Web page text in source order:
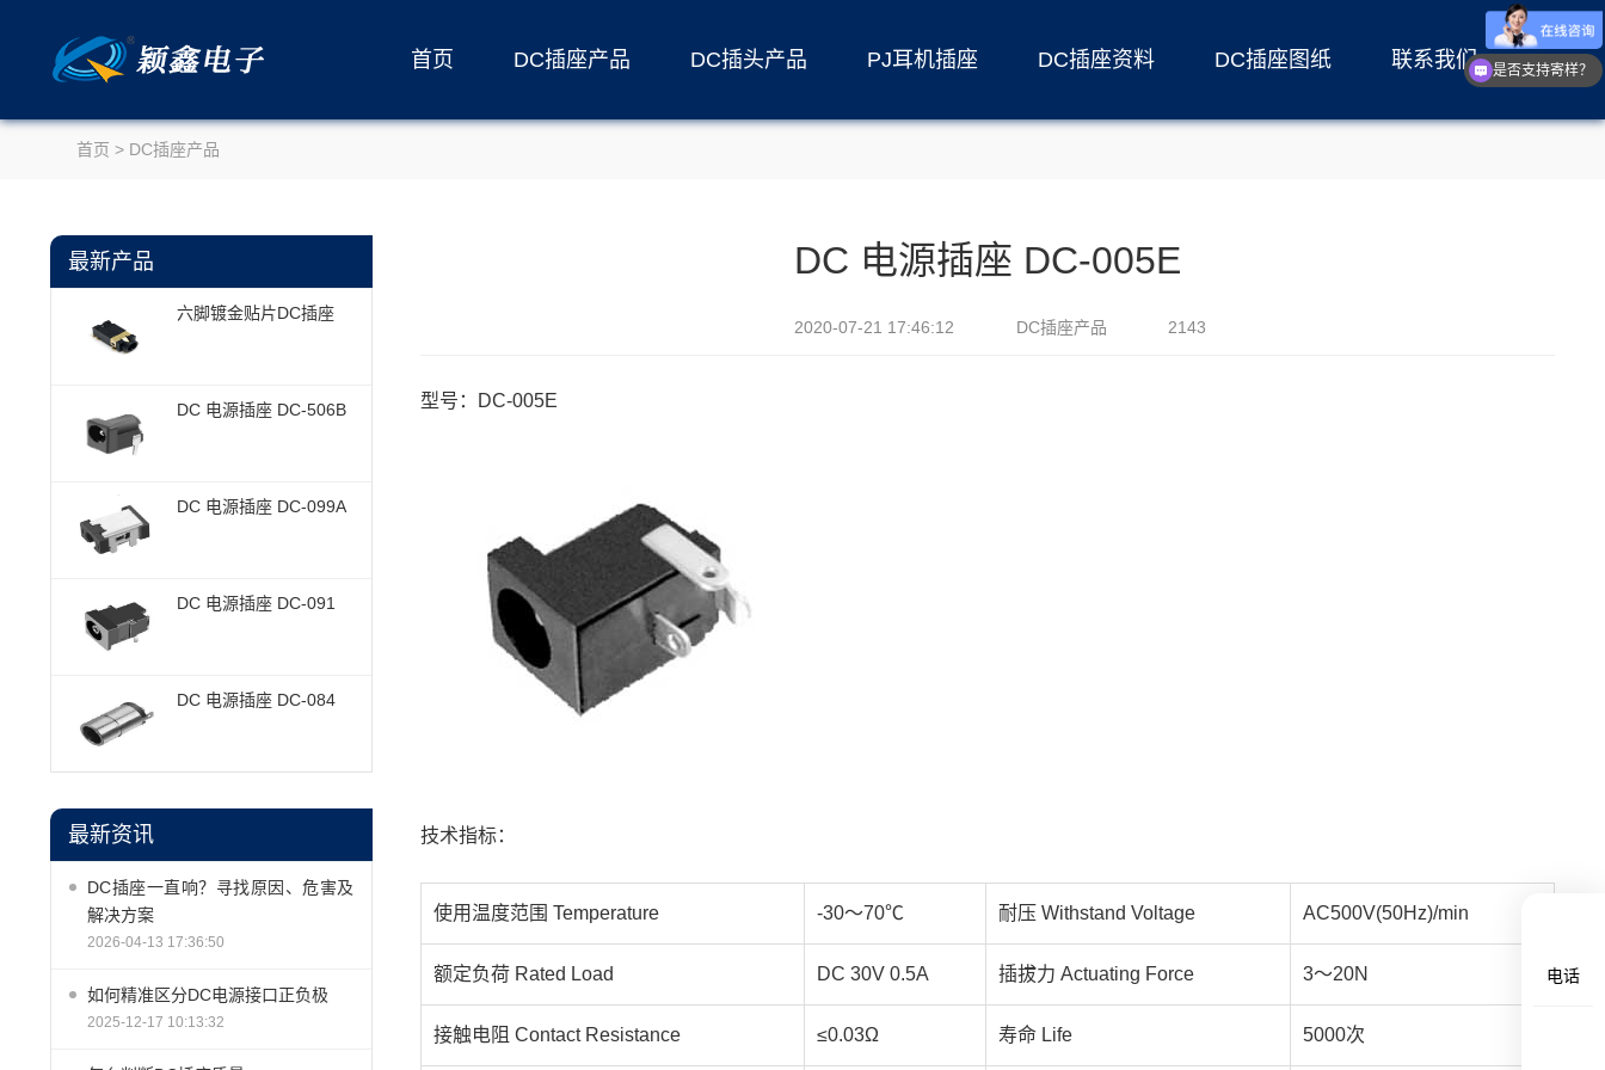
首页 DC插座产品 DC插头产品 PJ耳机插座 DC插座资料 DC插座图纸 联系我们
首页 > DC插座产品
最新产品
六脚镀金贴片DC插座
DC 电源插座 DC-506B
DC 电源插座 DC-099A
DC 电源插座 DC-091
DC 电源插座 DC-084
最新资讯
DC插座一直响？寻找原因、危害及
解决方案
2026-04-13 17:36:50
如何精准区分DC电源接口正负极
2025-12-17 10:13:32
DC 电源插座 DC-005E
2020-07-21 17:46:12 DC插座产品 2143
型号：DC-005E
技术指标：
使用温度范围 Temperature -30～70℃ 耐压 Withstand Voltage AC500V(50Hz)/min
额定负荷 Rated Load DC 30V 0.5A 插拔力 Actuating Force 3～20N
接触电阻 Contact Resistance ≤0.03Ω 寿命 Life 5000次
电话
是否支持寄样？